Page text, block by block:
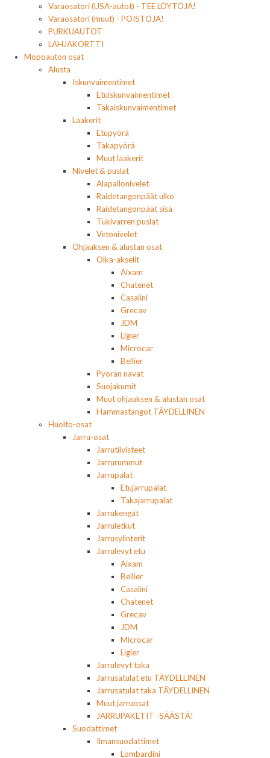
Varaosatori (USA-autot) - TEE LÖYTÖJÄ!
Varaosatori (muut) - POISTOJA!
PURKUAUTOT
LAHJAKORTTI
Mopoauton osat
Alusta
Iskunvaimentimet
Etuiskunvaimentimet
Takaiskunvaimentimet
Laakerit
Etupyörä
Takapyörä
Muut laakerit
Nivelet & puslat
Alapallonivelet
Raidetangonpäät ulko
Raidetangonpäät sisä
Tukivarren puslat
Vetonivelet
Ohjauksen & alustan osat
Olka-akselit
Aixam
Chatenet
Casalini
Grecav
JDM
Ligier
Microcar
Bellier
Pyörän navat
Suojakumit
Muut ohjauksen & alustan osat
Hammastangot TÄYDELLINEN
Huolto-osat
Jarru-osat
Jarrutiivisteet
Jarrurummut
Jarrupalat
Etujarrupalat
Takajarrupalat
Jarrukengät
Jarruletkut
Jarrusylinterit
Jarrulevyt etu
Aixam
Bellier
Casalini
Chatenet
Grecav
JDM
Microcar
Ligier
Jarrulevyt taka
Jarrusatulat etu TÄYDELLINEN
Jarrusatulat taka TÄYDELLINEN
Muut jarruosat
JARRUPAKETIT -SÄÄSTÄ!
Suodattimet
Ilmansuodattimet
Lombardini